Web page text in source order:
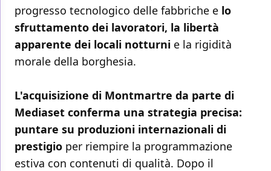
progresso tecnologico delle fabbriche e lo
sfruttamento dei lavoratori, la libertà
apparente dei locali notturni e la rigidità
morale della borghesia.
L'acquisizione di Montmartre da parte di
Mediaset conferma una strategia precisa:
puntare su produzioni internazionali di
prestigio per riempire la programmazione
estiva con contenuti di qualità. Dopo il